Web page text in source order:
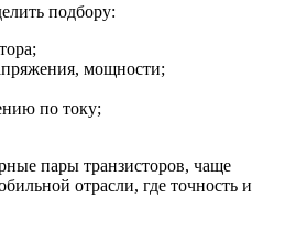
подбору:
мощности;
по току;
пары транзисторов, чаще
отрасли, где точность и